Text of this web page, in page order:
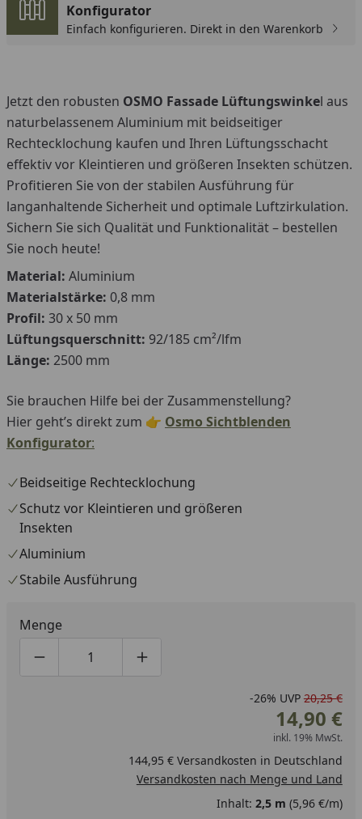
Konfigurator
Einfach konfigurieren. Direkt in den Warenkorb
Jetzt den robusten OSMO Fassade Lüftungswinkel aus
naturbelassenem Aluminium mit beidseitiger
Rechtecklochung kaufen und Ihren Lüftungsschacht
effektiv vor Kleintieren und größeren Insekten schützen.
Profitieren Sie von der stabilen Ausführung für
langanhaltende Sicherheit und optimale Luftzirkulation.
Sichern Sie sich Qualität und Funktionalität – bestellen
Sie noch heute!
Material: Aluminium
Materialstärke: 0,8 mm
Profil: 30 x 50 mm
Lüftungsquerschnitt: 92/185 cm²/lfm
Länge: 2500 mm
Sie brauchen Hilfe bei der Zusammenstellung?
Hier geht’s direkt zum 👉 Osmo Sichtblenden
Konfigurator:
Beidseitige Rechtecklochung
Schutz vor Kleintieren und größeren
Insekten
Aluminium
Stabile Ausführung
Menge
Produktmenge um eins verringern
Produktmenge manuell eingeben
Produktmenge um eins erhöhen
-26% UVP 20,25 €
14,90 €
inkl. 19% MwSt.
144,95 € Versandkosten in Deutschland
Versandkosten nach Menge und Land
Inhalt: 2,5 m (5,96 €/m)